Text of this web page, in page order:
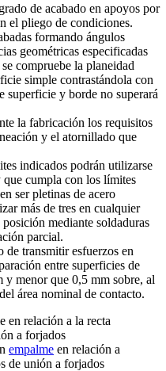
de acabado en apoyos por
el pliego de condiciones.
formando ángulos
geométricas especificadas
compruebe la planeidad
simple contrastándola con
superficie y borde no superará
la fabricación los requisitos
y el atornillado que
indicados podrán utilizarse
cumpla con los límites
ser pletinas de acero
más de tres en cualquier
mediante soldaduras
parcial.
transmitir esfuerzos en
entre superficies de
y menor que 0,5 mm sobre, al
área nominal de contacto.
empalme en relación a
de unión a forjados